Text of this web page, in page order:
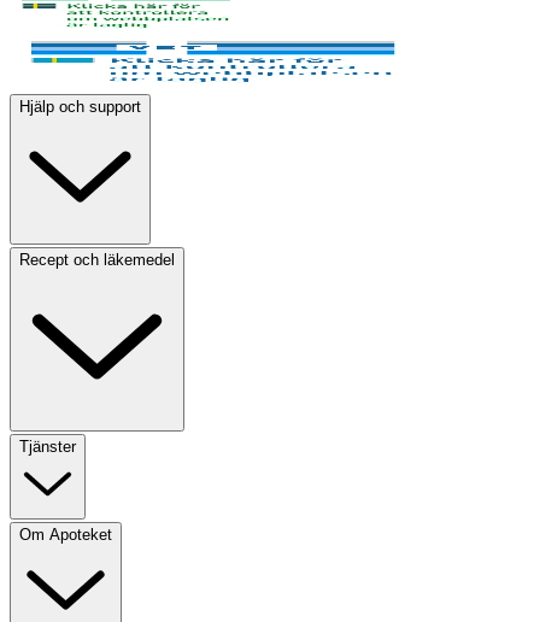
Hjälp och support
Recept och läkemedel
Tjänster
Om Apoteket